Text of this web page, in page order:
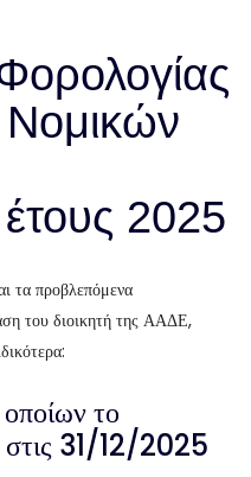
Νομικών
2025
τα προβλεπόμενα
του διοικητή της ΑΑΔΕ,
οποίων το
στις 31/12/2025